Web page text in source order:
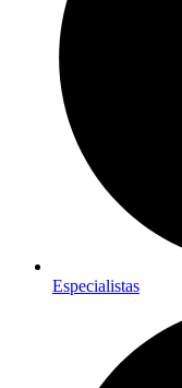
Especialistas